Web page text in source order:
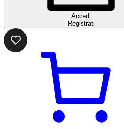
Accedi
Registrati